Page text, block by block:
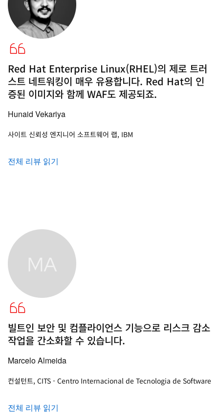
Red Hat Enterprise Linux(RHEL)의 제로 트러
스트 네트워킹이 매우 유용합니다. Red Hat의 인
증된 이미지와 함께 WAF도 제공되죠.
Hunaid Vekariya
사이트 신뢰성 엔지니어 소프트웨어 랩, IBM
전체 리뷰 읽기
빌트인 보안 및 컴플라이언스 기능으로 리스크 감소
작업을 간소화할 수 있습니다.
Marcelo Almeida
컨설턴트, CITS - Centro Internacional de Tecnologia de Software
전체 리뷰 읽기